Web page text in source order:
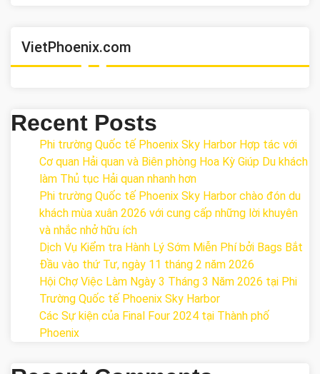
VietPhoenix.com
Recent Posts
Phi trường Quốc tế Phoenix Sky Harbor Hợp tác với
Cơ quan Hải quan và Biên phòng Hoa Kỳ Giúp Du khách
làm Thủ tục Hải quan nhanh hơn
Phi trường Quốc tế Phoenix Sky Harbor chào đón du
khách mùa xuân 2026 với cung cấp những lời khuyên
và nhắc nhở hữu ích
Dịch Vụ Kiểm tra Hành Lý Sớm Miễn Phí bởi Bags Bắt
Đầu vào thứ Tư, ngày 11 tháng 2 năm 2026
Hội Chợ Việc Làm Ngày 3 Tháng 3 Năm 2026 tại Phi
Trường Quốc tế Phoenix Sky Harbor
Các Sự kiện của Final Four 2024 tại ​Thành phố
Phoenix